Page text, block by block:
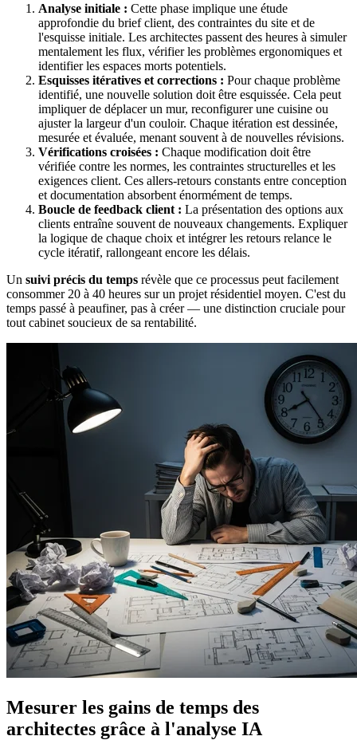
Analyse initiale : Cette phase implique une étude
approfondie du brief client, des contraintes du site et de
l'esquisse initiale. Les architectes passent des heures à simuler
mentalement les flux, vérifier les problèmes ergonomiques et
identifier les espaces morts potentiels.
Esquisses itératives et corrections : Pour chaque problème
identifié, une nouvelle solution doit être esquissée. Cela peut
impliquer de déplacer un mur, reconfigurer une cuisine ou
ajuster la largeur d'un couloir. Chaque itération est dessinée,
mesurée et évaluée, menant souvent à de nouvelles révisions.
Vérifications croisées : Chaque modification doit être
vérifiée contre les normes, les contraintes structurelles et les
exigences client. Ces allers-retours constants entre conception
et documentation absorbent énormément de temps.
Boucle de feedback client : La présentation des options aux
clients entraîne souvent de nouveaux changements. Expliquer
la logique de chaque choix et intégrer les retours relance le
cycle itératif, rallongeant encore les délais.
Un suivi précis du temps révèle que ce processus peut facilement
consommer 20 à 40 heures sur un projet résidentiel moyen. C'est du
temps passé à peaufiner, pas à créer — une distinction cruciale pour
tout cabinet soucieux de sa rentabilité.
Mesurer les gains de temps des
architectes grâce à l'analyse IA